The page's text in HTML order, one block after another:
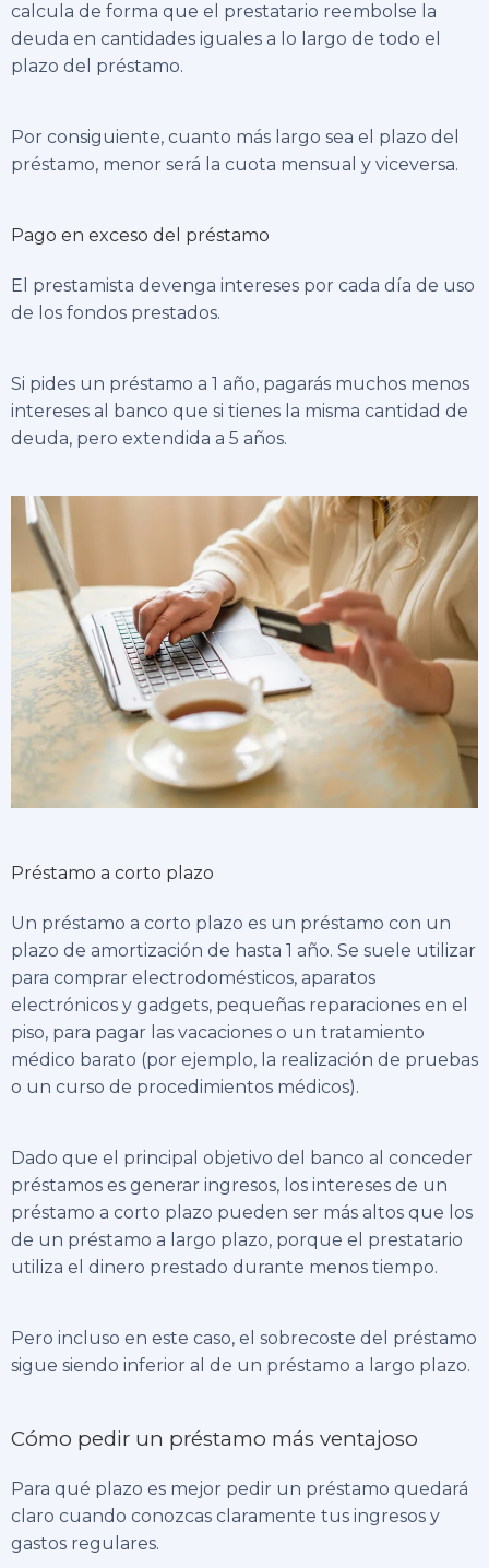
calcula de forma que el prestatario reembolse la
deuda en cantidades iguales a lo largo de todo el
plazo del préstamo.
Por consiguiente, cuanto más largo sea el plazo del
préstamo, menor será la cuota mensual y viceversa.
Pago en exceso del préstamo
El prestamista devenga intereses por cada día de uso
de los fondos prestados.
Si pides un préstamo a 1 año, pagarás muchos menos
intereses al banco que si tienes la misma cantidad de
deuda, pero extendida a 5 años.
Préstamo a corto plazo
Un préstamo a corto plazo es un préstamo con un
plazo de amortización de hasta 1 año. Se suele utilizar
para comprar electrodomésticos, aparatos
electrónicos y gadgets, pequeñas reparaciones en el
piso, para pagar las vacaciones o un tratamiento
médico barato (por ejemplo, la realización de pruebas
o un curso de procedimientos médicos).
Dado que el principal objetivo del banco al conceder
préstamos es generar ingresos, los intereses de un
préstamo a corto plazo pueden ser más altos que los
de un préstamo a largo plazo, porque el prestatario
utiliza el dinero prestado durante menos tiempo.
Pero incluso en este caso, el sobrecoste del préstamo
sigue siendo inferior al de un préstamo a largo plazo.
Cómo pedir un préstamo más ventajoso
Para qué plazo es mejor pedir un préstamo quedará
claro cuando conozcas claramente tus ingresos y
gastos regulares.